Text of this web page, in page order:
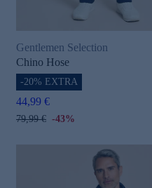
Gentlemen Selection
Chino Hose
-20% EXTRA
44,99 €
79,99 € -43%